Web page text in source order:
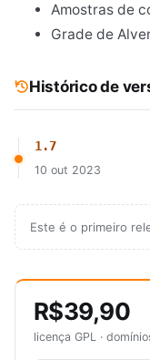
Amostras de
Grade de
Histórico de
1.7
10 out 2023
Este é o primeiro
R$39,90
licença GPL ·